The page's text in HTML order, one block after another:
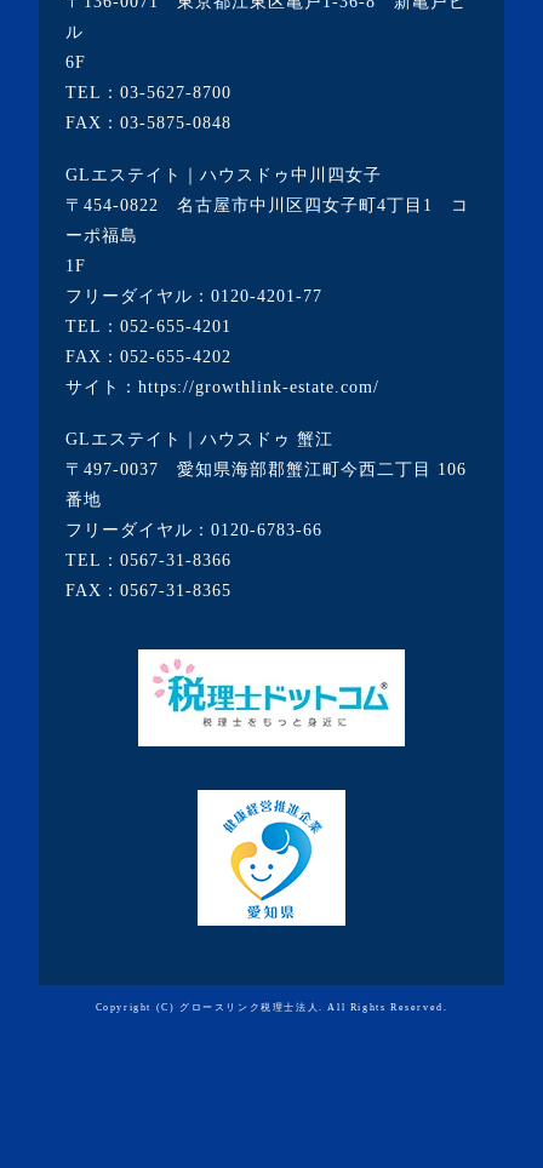
ル
6F
TEL： 03-5627-8700
FAX：03-5875-0848
GLエステイト｜ハウスドゥ中川四女子
〒454-0822 名古屋市中川区四女子町4丁目1 コ
ーポ福島
1F
フリーダイヤル： 0120-4201-77
TEL： 052-655-4201
FAX：052-655-4202
サイト： https://growthlink-estate.com/
GLエステイト｜ハウスドゥ 蟹江
〒497-0037 愛知県海部郡蟹江町今西二丁目 106
番地
フリーダイヤル： 0120-6783-66
TEL： 0567-31-8366
FAX：0567-31-8365
Copyright (C) グロースリンク税理士法人. All Rights Reserved.